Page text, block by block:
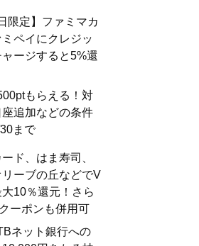
限定】ファミマカ
ペイにクレジッ
ャージすると5%還
もらえる！対
追加などの条件
まで
ド、はま寿司、
リーブの丘などでV
10％還元！さら
ーポンも併用可
ネット銀行への